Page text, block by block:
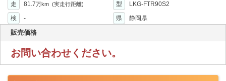
走 81.7万km (実走行距離) 型
LKG-FTR90S2
検
- 県 静岡県
販売価格
お問い合わせください。